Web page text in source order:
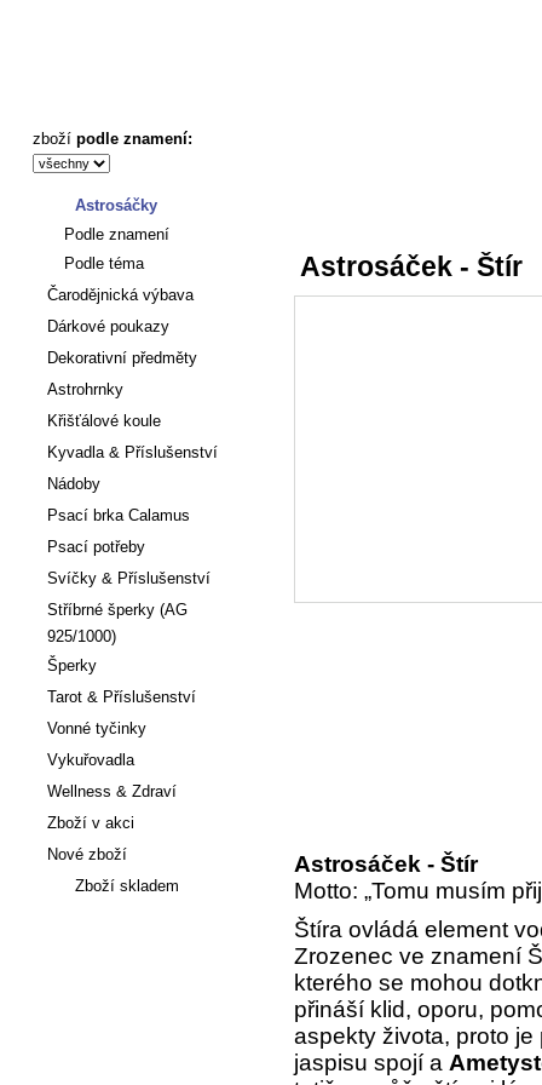
zboží podle znamení:
Astrosáček - Štír
Astrosáček - Štír
Motto: „Tomu musím
Štíra ovládá element
Zrozenec ve znamení
kterého se mohou
přináší klid, oporu,
aspekty života, proto
jaspisu spojí a
Astrosáčky
Podle znamení
Podle téma
Čarodějnická výbava
Dárkové poukazy
Dekorativní předměty
Astrohrnky
Křišťálové koule
Kyvadla & Příslušenství
Nádoby
Psací brka Calamus
Psací potřeby
Svíčky & Příslušenství
Stříbrné šperky (AG
925/1000)
Šperky
Tarot & Příslušenství
Vonné tyčinky
Vykuřovadla
Wellness & Zdraví
Zboží v akci
Nové zboží
Zboží skladem